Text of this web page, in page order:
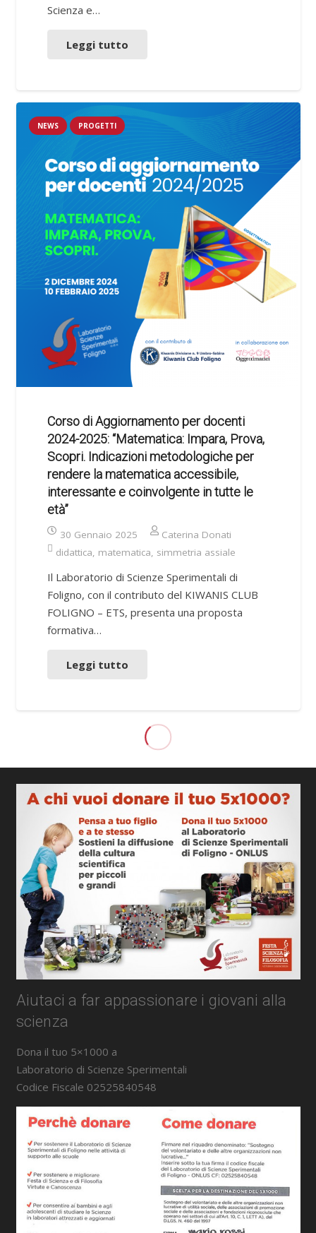
Scienza e…
Leggi tutto
NEWS PROGETTI
Corso di Aggiornamento per docenti
2024-2025: “Matematica: Impara, Prova,
Scopri. Indicazioni metodologiche per
rendere la matematica accessibile,
interessante e coinvolgente in tutte le
età”
30 Gennaio 2025
Caterina Donati
didattica matematica simmetria assiale
Il Laboratorio di Scienze Sperimentali di
Foligno, con il contributo del KIWANIS CLUB
FOLIGNO – ETS, presenta una proposta
formativa…
Leggi tutto
Aiutaci a far appassionare i giovani alla
scienza
Dona il tuo 5×1000 a
Laboratorio di Scienze Sperimentali
Codice Fiscale 02525840548